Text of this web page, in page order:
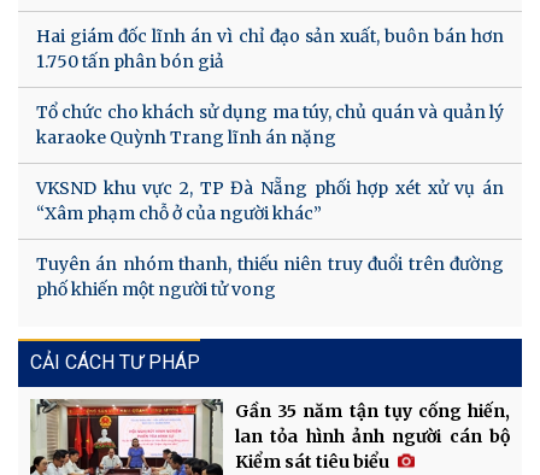
Hai giám đốc lĩnh án vì chỉ đạo sản xuất, buôn bán hơn
1.750 tấn phân bón giả
Tổ chức cho khách sử dụng ma túy, chủ quán và quản lý
karaoke Quỳnh Trang lĩnh án nặng
VKSND khu vực 2, TP Đà Nẵng phối hợp xét xử vụ án
“Xâm phạm chỗ ở của người khác”
Tuyên án nhóm thanh, thiếu niên truy đuổi trên đường
phố khiến một người tử vong
CẢI CÁCH TƯ PHÁP
Gần 35 năm tận tụy cống hiến,
lan tỏa hình ảnh người cán bộ
Kiểm sát tiêu biểu